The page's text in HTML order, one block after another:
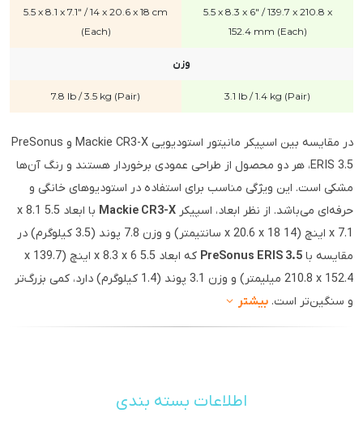
5.5 x 8.3 x 6" / 139.7 x 210.8 x
152.4 mm (Each)
5.5 x 8.1 x 7.1" / 14 x 20.6 x 18 cm
(Each)
وزن
3.1 lb / 1.4 kg (Pair)
7.8 lb / 3.5 kg (Pair)
در مقایسه بین اسپیکر مانیتور استودیویی Mackie CR3-X و PreSonus
ERIS 3.5، هر دو محصول از طراحی عمودی برخوردار هستند و رنگ آن‌ها
مشکی است. این ویژگی مناسب برای استفاده در استودیوهای خانگی و
حرفه‌ای می‌باشد. از نظر ابعاد، اسپیکر Mackie CR3-X
با ابعاد 5.5 x 8.1
x 7.1 اینچ (14 x 20.6 x 18 سانتیمتر) و وزن 7.8 پوند (3.5 کیلوگرم) در
مقایسه با PreSonus ERIS 3.5
که ابعاد 5.5 x 8.3 x 6 اینچ (139.7 x
210.8 x 152.4 میلیمتر) و وزن 3.1 پوند (1.4 کیلوگرم) دارد، کمی بزرگ‌تر
و سنگین‌تر است. بیشتر
اطلاعات بسته بندی